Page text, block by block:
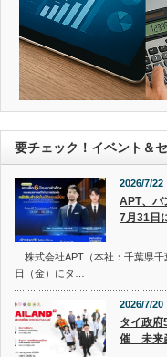
要チェック！イベント＆
2026/7/22
APT、バ
7月31日
株式会社APT（本社：千葉県千
日（金）にタ…
2026/7/20
タイ政府
催 未来